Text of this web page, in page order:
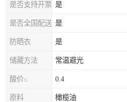
是否支持开票 是
是否全国配送 是
防晒衣 是
储藏方法 常温避光
酸价≤ 0.4
原料 橄榄油